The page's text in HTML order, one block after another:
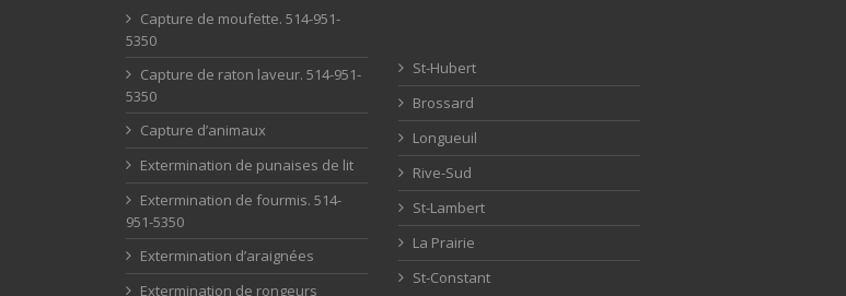
Capture de moufette. 514-951-
5350
Capture de raton laveur. 514-951-
5350
Capture d’animaux
Extermination de punaises de lit
Extermination de fourmis. 514-
951-5350
Extermination d’araignées
Extermination de rongeurs
St-Hubert
Brossard
Longueuil
Rive-Sud
St-Lambert
La Prairie
St-Constant